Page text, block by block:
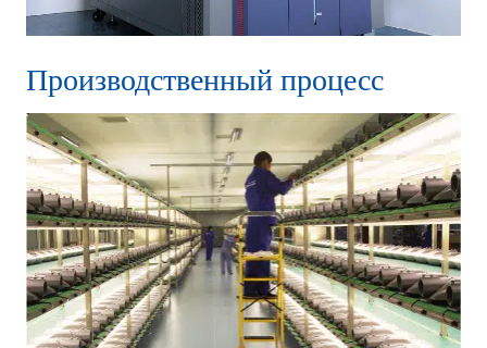
Производственный процесс